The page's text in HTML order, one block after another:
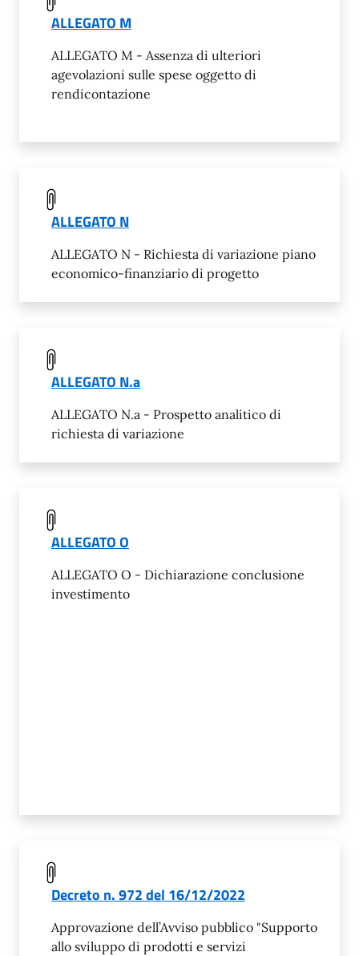
ALLEGATO M
ALLEGATO M - Assenza di ulteriori
agevolazioni sulle spese oggetto di
rendicontazione
ALLEGATO N
ALLEGATO N - Richiesta di variazione piano
economico-finanziario di progetto
ALLEGATO N.a
ALLEGATO N.a - Prospetto analitico di
richiesta di variazione
ALLEGATO O
ALLEGATO O - Dichiarazione conclusione
investimento
Decreto n. 972 del 16/12/2022
Approvazione dell’Avviso pubblico "Supporto
allo sviluppo di prodotti e servizi